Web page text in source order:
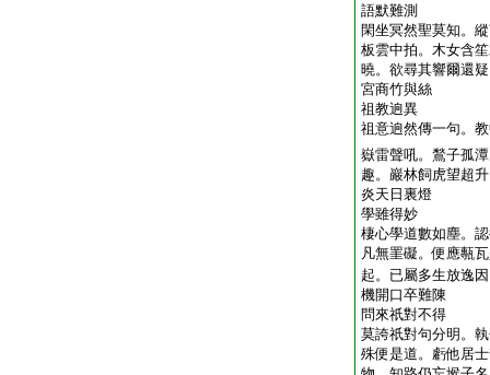
語默難測
閑坐冥然聖莫知。
板雲中拍。木女含
曉。欲尋其響爾還
宮商竹與絲
祖教逈異
祖意逈然傳一句。
嶽雷聲吼。鶖子孤
趣。巖林飼虎望超
炎天日裏燈
學雖得妙
棲心學道數如塵。
凡無罣礙。便應甎
起。已屬多生放逸
機開口卒難陳
問來祇對不得
莫誇祇對句分明。
殊便是道。虧他居